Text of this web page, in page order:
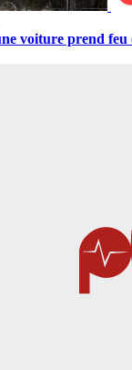
voiture prend feu